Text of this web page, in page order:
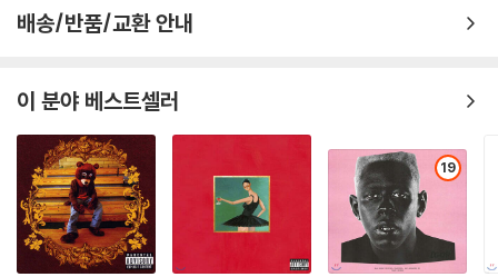
배송/반품/교환 안내
이 분야 베스트셀러
19